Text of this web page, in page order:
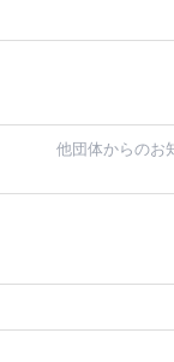
他団体からのお